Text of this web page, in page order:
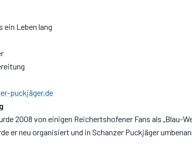
ein Leben lang
puckjäger.de
2008 von einigen Reichertshofener Fans als „Blau-
er neu organisiert und in Schanzer Puckjäger